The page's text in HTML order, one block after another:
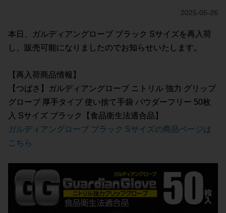
2025-05-26
本日、ガルディアングローブ ブラック Sサイズを再入荷
し、販売可能になりましたのでお知らせいたします。
【再入荷商品情報】
【つばさ】ガルディアングローブ ニトリル 強力 グリップ
グローブ 厚手タイプ 使い捨て手袋 パウダーフリー 50枚
入 Sサイズ ブラック【食品衛生法適合品】
ガルディアングローブ ブラック Sサイズの商品ページは
こちら